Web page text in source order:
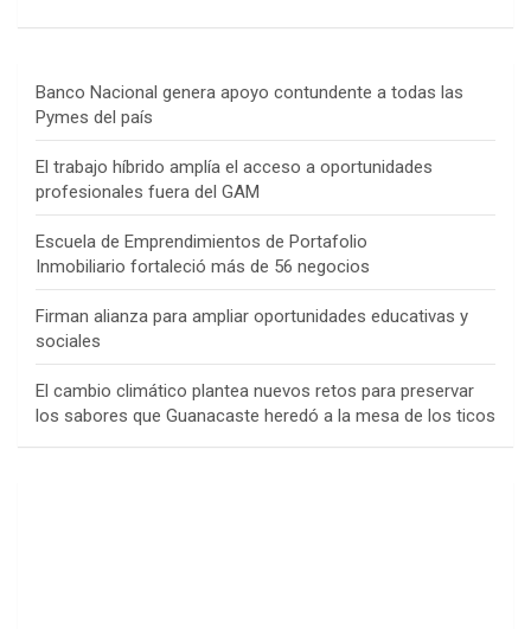
Banco Nacional genera apoyo contundente a todas las
Pymes del país
El trabajo híbrido amplía el acceso a oportunidades
profesionales fuera del GAM
Escuela de Emprendimientos de Portafolio
Inmobiliario fortaleció más de 56 negocios
Firman alianza para ampliar oportunidades educativas y
sociales
El cambio climático plantea nuevos retos para preservar
los sabores que Guanacaste heredó a la mesa de los ticos